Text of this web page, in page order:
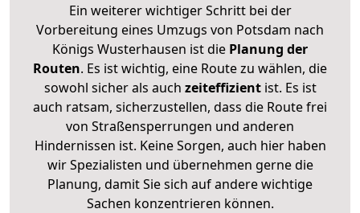
Ein weiterer wichtiger Schritt bei der
Vorbereitung eines Umzugs von Potsdam nach
Königs Wusterhausen ist die Planung der
Routen. Es ist wichtig, eine Route zu wählen, die
sowohl sicher als auch zeiteffizientist. Es ist
auch ratsam, sicherzustellen, dass die Route frei
von Straßensperrungen und anderen
Hindernissen ist. Keine Sorgen, auch hier haben
wir Spezialisten und übernehmen gerne die
Planung, damit Sie sich auf andere wichtige
Sachen konzentrieren können.